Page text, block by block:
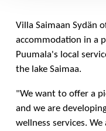
Villa Saimaan Sydän
accommodation in a
Puumala's local
the lake Saimaa.
"We want to offer a
and we are
wellness services.